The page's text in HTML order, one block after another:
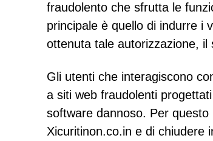
fraudolento che sfrutta le
principale è quello di indurre i
ottenuta tale autorizzazione, il
Gli utenti che interagiscono
a siti web fraudolenti
software dannoso. Per
Xicuritinon.co.in e di chiudere